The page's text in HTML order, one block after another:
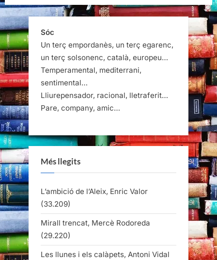
Sóc
Un terç empordanès, un terç egarenc,
un terç solsonenc, català, europeu…
Temperamental, mediterrani,
sentimental…
Lliurepensador, racional, lletraferit…
Pare, company, amic…
Més llegits
L’ambició de l’Aleix, Enric Valor
(33.209)
Mirall trencat, Mercè Rodoreda
(29.220)
Les llunes i els calàpets, Antoni Vidal